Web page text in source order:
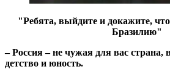
"Ребята, выйдите и докажите,
Бразилию"
– Россия – не чужая для вас страна,
детство и юность.